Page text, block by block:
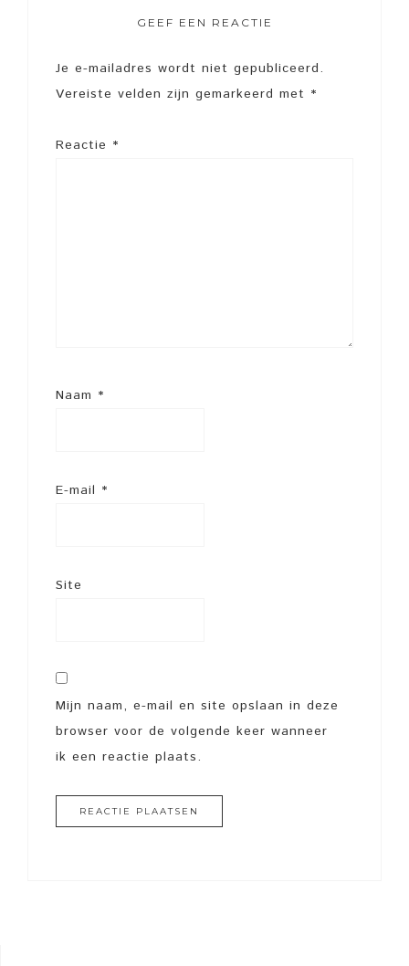
GEEF EEN REACTIE
Je e-mailadres wordt niet gepubliceerd.
Vereiste velden zijn gemarkeerd met *
Reactie *
Naam *
E-mail *
Site
Mijn naam, e-mail en site opslaan in deze
browser voor de volgende keer wanneer
ik een reactie plaats.